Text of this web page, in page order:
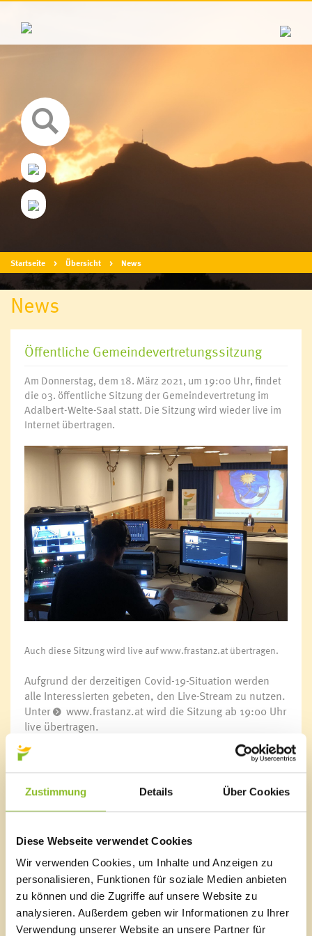
Zustimmung Details Über Cookies
Diese Webseite verwendet Cookies
Wir verwenden Cookies, um Inhalte und Anzeigen zu
personalisieren, Funktionen für soziale Medien anbieten
zu können und die Zugriffe auf unsere Website zu
analysieren. Außerdem geben wir Informationen zu Ihrer
Verwendung unserer Website an unsere Partner für
Startseite Übersicht News
News
Öffentliche Gemeindevertretungssitzung
Am Donnerstag, dem 18. März 2021, um 19:00 Uhr, findet
die 03. öffentliche Sitzung der Gemeindevertretung im
Adalbert-Welte-Saal statt. Die Sitzung wird wieder live im
Internet übertragen.
Auch diese Sitzung wird live auf www.frastanz.at übertragen.
Aufgrund der derzeitigen Covid-19-Situation werden
alle Interessierten gebeten, den Live-Stream zu nutzen.
Unter
www.frastanz.atwird die Sitzung ab 19:00 Uhr
live übertragen.
Tagesordnung:
1.) Genehmigung der Niederschrift der 02. GVER-
Sitzung
2.) Änderung zum Flächenwidmungsplan - Eduard
3.) Grundgeschäfte
3.1) Malin Klaus
3.2) Maria Gaßner
4.) Grundtausch - Lang Maria, Klöslefeld
5.) Wasserleitungskataster - Vergabe
Ingenieurleistungen
6.) Kanalkataster - Vergabe Ingenieurleistungen